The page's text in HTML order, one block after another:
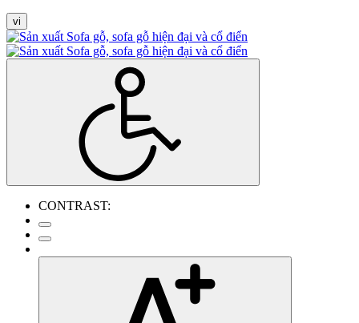
vi
CONTRAST: